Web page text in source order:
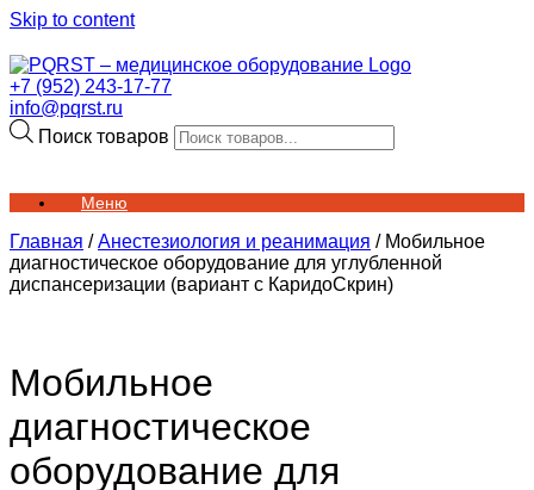
Skip to content
+7 (952) 243-17-77
info@pqrst.ru
Поиск товаров
Меню
Главная /Анестезиология и реанимация / Мобильное
диагностическое оборудование для углубленной
диспансеризации (вариант с КаридоСкрин)
Мобильное
диагностическое
оборудование для